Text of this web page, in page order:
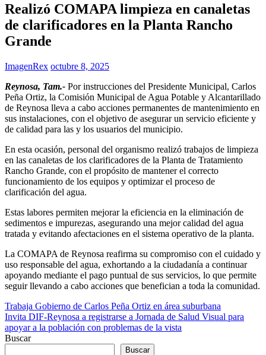
Realizó COMAPA limpieza en canaletas
de clarificadores en la Planta Rancho
Grande
ImagenRex octubre 8, 2025
Reynosa, Tam.- Por instrucciones del Presidente Municipal, Carlos
Peña Ortiz, la Comisión Municipal de Agua Potable y Alcantarillado
de Reynosa lleva a cabo acciones permanentes de mantenimiento en
sus instalaciones, con el objetivo de asegurar un servicio eficiente y
de calidad para las y los usuarios del municipio.
En esta ocasión, personal del organismo realizó trabajos de limpieza
en las canaletas de los clarificadores de la Planta de Tratamiento
Rancho Grande, con el propósito de mantener el correcto
funcionamiento de los equipos y optimizar el proceso de
clarificación del agua.
Estas labores permiten mejorar la eficiencia en la eliminación de
sedimentos e impurezas, asegurando una mejor calidad del agua
tratada y evitando afectaciones en el sistema operativo de la planta.
La COMAPA de Reynosa reafirma su compromiso con el cuidado y
uso responsable del agua, exhortando a la ciudadanía a continuar
apoyando mediante el pago puntual de sus servicios, lo que permite
seguir llevando a cabo acciones que benefician a toda la comunidad.
Navegación
de
entradas
Trabaja Gobierno de Carlos Peña Ortiz en área suburbana
Invita DIF-Reynosa a registrarse a Jornada de Salud Visual para
apoyar a la población con problemas de la vista
Buscar
Buscar